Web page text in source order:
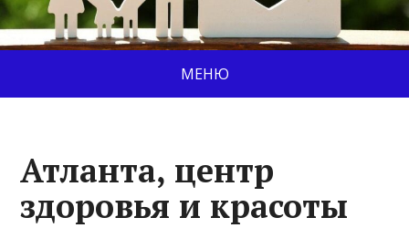
МЕНЮ
Атланта, центр
здоровья и красоты